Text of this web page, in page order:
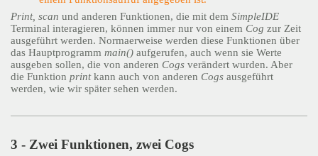
Print, scan und anderen Funktionen, die mit dem SimpleIDE
Terminal interagieren, können immer nur von einem Cog zur Zeit
ausgeführt werden. Normaerweise werden diese Funktionen über
das Hauptprogramm main() aufgerufen, auch wenn sie Werte
ausgeben sollen, die von anderen Cogs verändert wurden. Aber
die Funktion printkann auch von anderen Cogs ausgeführt
werden, wie wir später sehen werden.
3 - Zwei Funktionen, zwei Cogs